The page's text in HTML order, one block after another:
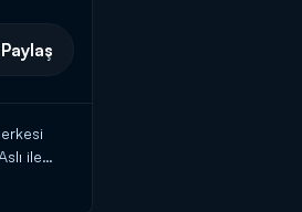
Paylaş
ile